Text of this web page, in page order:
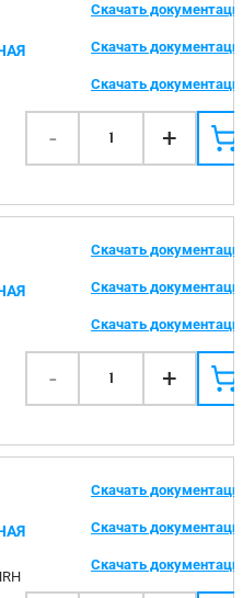
Скачать
Скачать
Скачать
- 1 +
Скачать
Скачать
Скачать
- 1 +
Скачать
Скачать
Скачать